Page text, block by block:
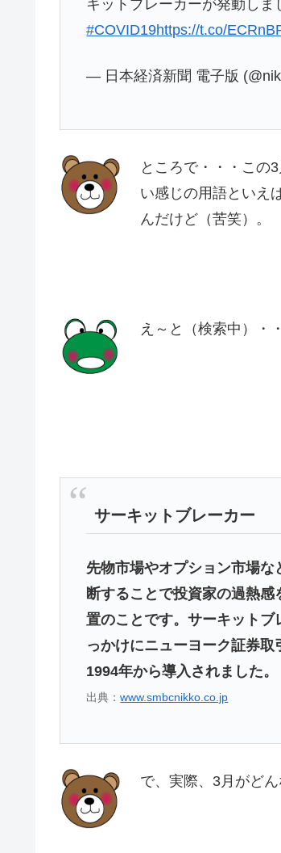
キットブレーカーが発動しま
#COVID19https://t.co/
— 日本経済新聞 電子版
ところで・・・この
い感じの用語といえ
んだけど（苦笑）。
え～と（検索中）・
サーキットブレーカー
先物市場やオプション市場
断することで投資家の過熱
置のことです。サーキット
っかけにニューヨーク証券取
1994年から導入されました。
出典：www.smbcnikko.co.jp
で、実際、3月がど